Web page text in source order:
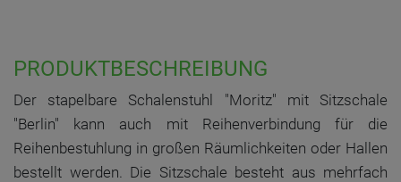
PRODUKTBESCHREIBUNG
Der stapelbare Schalenstuhl "Moritz" mit Sitzschale
"Berlin" kann auch mit Reihenverbindung für die
Reihenbestuhlung in großen Räumlichkeiten oder Hallen
bestellt werden. Die Sitzschale besteht aus mehrfach